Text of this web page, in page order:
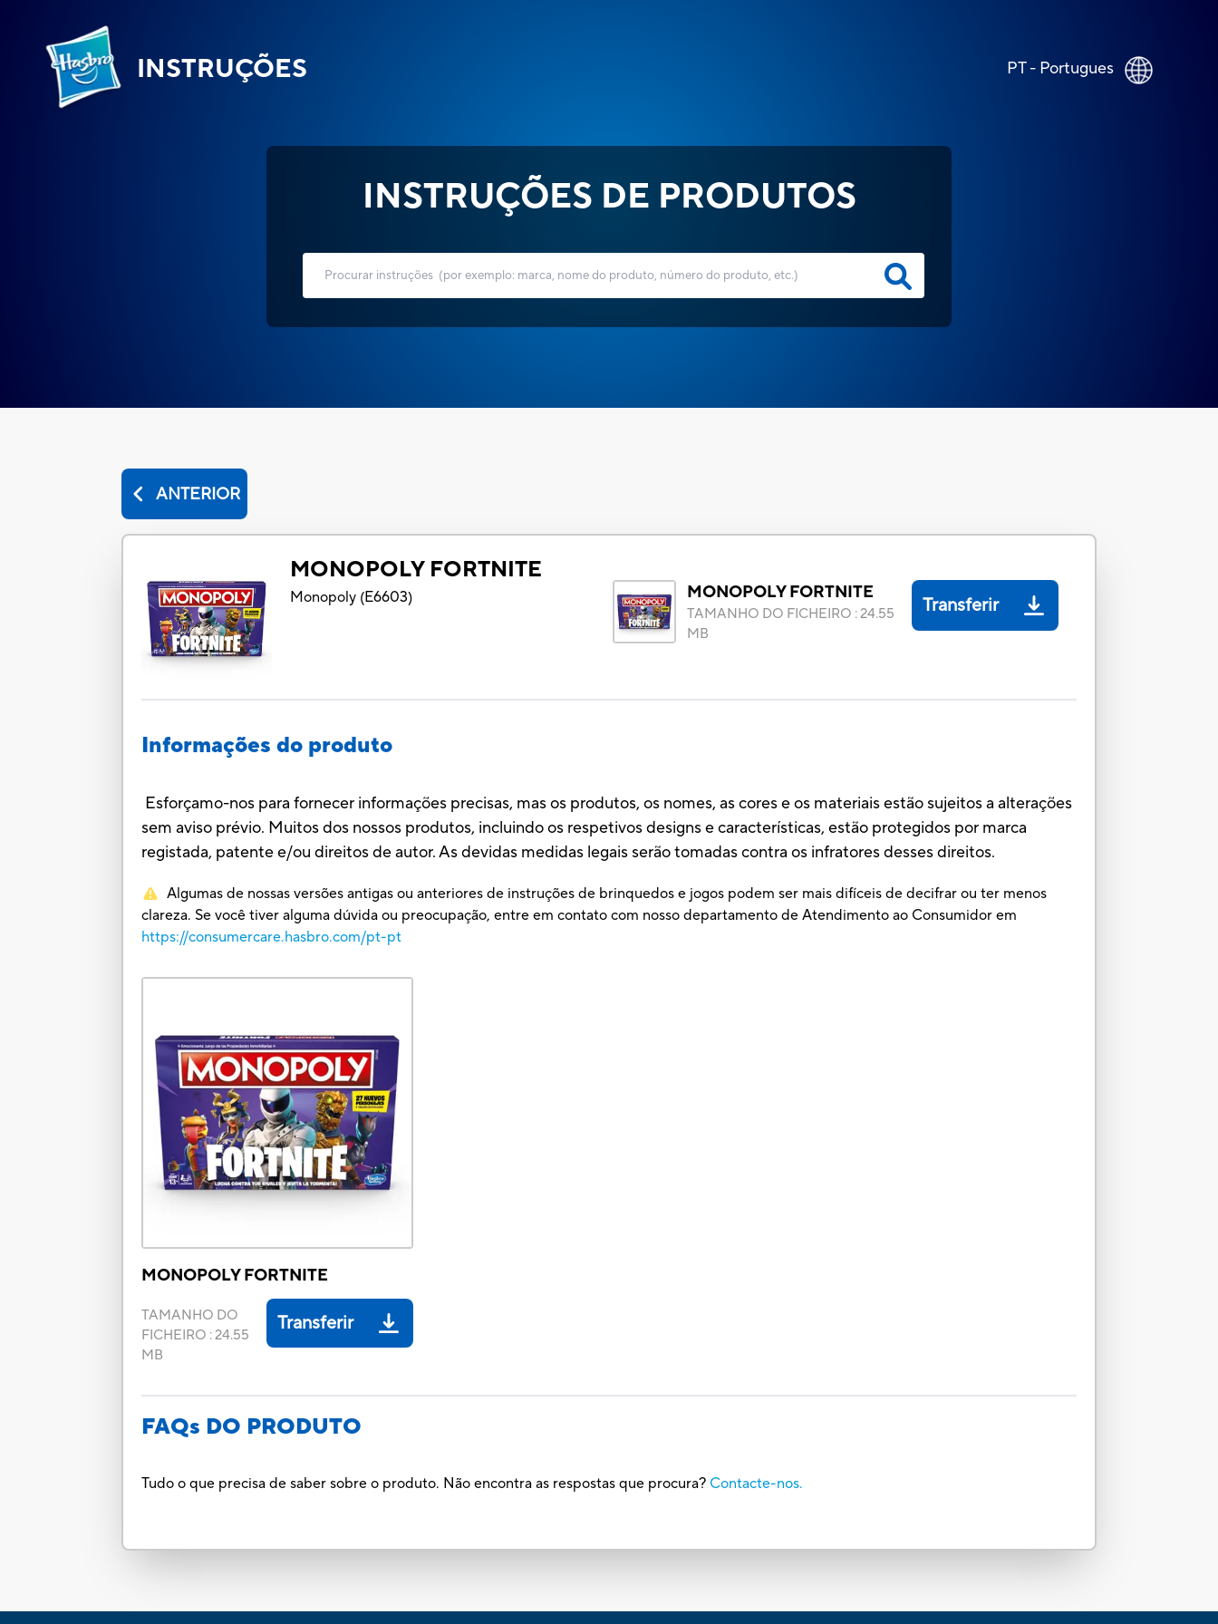
INSTRUÇÕES PT - Portugues
INSTRUÇÕES DE PRODUTOS
ANTERIOR
MONOPOLY FORTNITE
Monopoly (E6603) MONOPOLY FORTNITE
TAMANHO DO FICHEIRO :24.55
MB
Transferir
Informações do produto
Esforçamo-nos para fornecer informações precisas, mas os produtos, os nomes, as cores e os materiais estão sujeitos a alterações
sem aviso prévio. Muitos dos nossos produtos, incluindo os respetivos designs e características, estão protegidos por marca
registada, patente e/ou direitos de autor. As devidas medidas legais serão tomadas contra os infratores desses direitos.
Algumas de nossas versões antigas ou anteriores de instruções de brinquedos e jogos podem ser mais difíceis de decifrar ou ter menos
clareza. Se você tiver alguma dúvida ou preocupação, entre em contato com nosso departamento de Atendimento ao Consumidor em
https://consumercare.hasbro.com/pt-pt
MONOPOLY FORTNITE
TAMANHO DO
FICHEIRO :24.55
MB
Transferir
FAQs DO PRODUTO
Tudo o que precisa de saber sobre o produto. Não encontra as respostas que procura? Contacte-nos.